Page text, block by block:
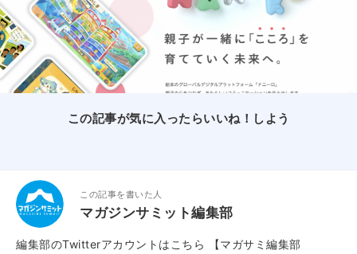
この記事が気に入ったらいいね！しよう
この記事を書いた人
マガジンサミット編集部
編集部のTwitterアカウントはこちら
【マガサミ編集部